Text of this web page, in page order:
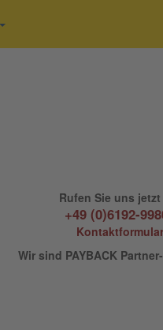
Rufen Sie uns jetzt
+49 (0)6192-
Kontaktformular
Wir sind PAYBACK